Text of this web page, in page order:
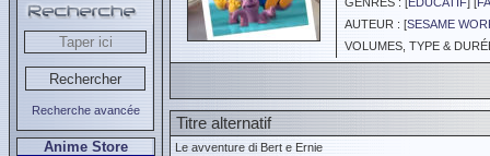
Recherche avancée
Anime Store
AUTEUR : [SESAME
VOLUMES, TYPE &
Titre alternatif
Le avventure di Bert e Ernie